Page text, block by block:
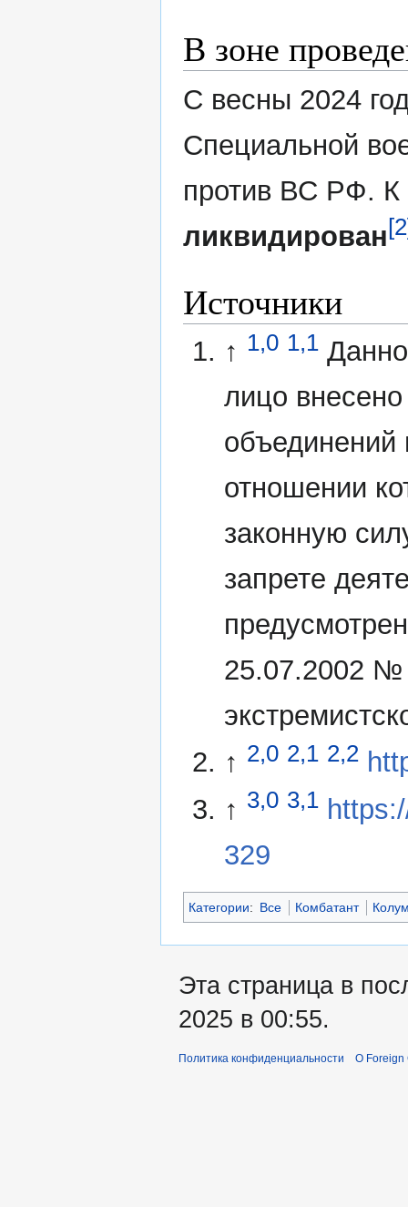
В зоне
С весны 2024
Специальной
против ВС РФ. К
ликвидирован
Источники
↑ 1,0 1,1
лицо
объединений
отношении
законную
запрете
25.07.2002 №
↑ 2,0 2,1 2,2
↑ 3,0 3,1
329
Категории: Все Комбатант
Эта страница в
2025 в 00:55.
Политика конфиденциальности О Foreign